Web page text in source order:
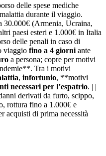
delle spese mediche
durante il viaggio.
30.000€ (Armenia, Ucraina,
paesi esteri e 1.000€ in Italia
delle penali in caso di
viaggio fino a 4 giorni ante
a persona; copre per motivi
Tra i motivi
, infortunio, **motivi
necessari per l’espatrio. | |
derivati da furto, scippo,
rottura fino a 1.000€ e
acquisti di prima necessità